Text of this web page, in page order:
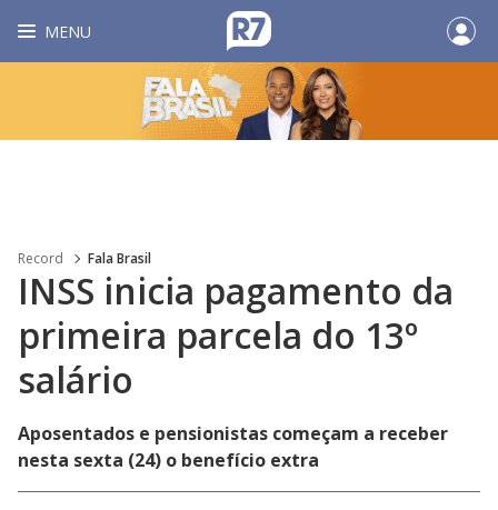
MENU
Record Fala Brasil
INSS inicia pagamento da
primeira parcela do 13º
salário
Aposentados e pensionistas começam a receber
nesta sexta (24) o benefício extra